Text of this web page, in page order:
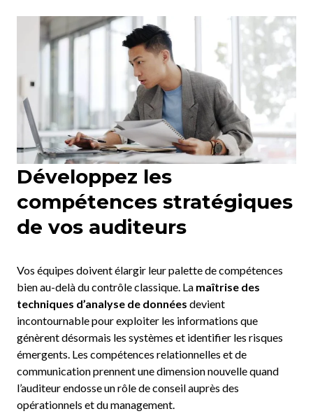
Développez les
compétences stratégiques
de vos auditeurs
Vos équipes doivent élargir leur palette de compétences
bien au-delà du contrôle classique. La maîtrise des
techniques d’analyse de données devient
incontournable pour exploiter les informations que
génèrent désormais les systèmes et identifier les risques
émergents. Les compétences relationnelles et de
communication prennent une dimension nouvelle quand
l’auditeur endosse un rôle de conseil auprès des
opérationnels et du management.